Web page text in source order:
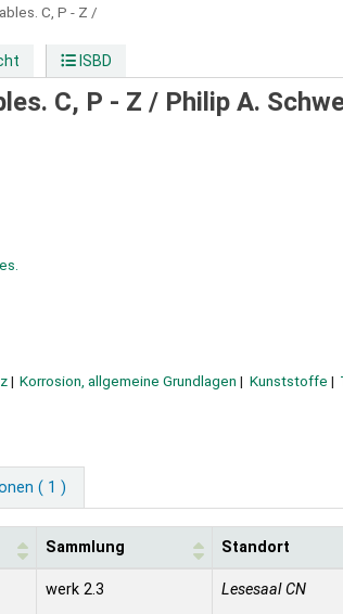
C, P - Z /
ISBD
C, P - Z / Philip A.
Korrosion, allgemeine Grundlagen Kunststoffe
( 1 )
Sammlung Standort
werk 2.3 Lesesaal CN